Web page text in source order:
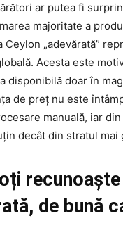
ar putea fi
majoritate a
Ceylon „adevărată”
Acesta este
disponibilă doar în
de preț nu este
manuală, iar
decât din stratul mai
de bună